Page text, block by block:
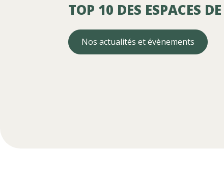
TOP 10 DES ESPACES
Nos actualités et évènements